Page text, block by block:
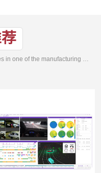
Development, design, production and sales in one of the manufacturing enterprises